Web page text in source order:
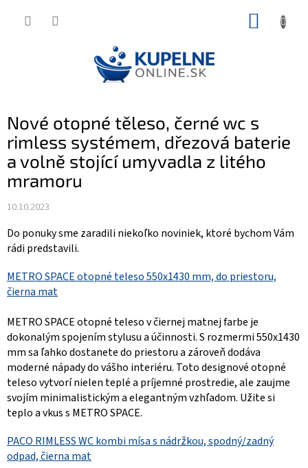
Nové otopné těleso, černé wc s
rimless systémem, dřezová baterie
a volně stojící umyvadla z litého
mramoru
10.10.2023
Do ponuky sme zaradili niekoľko noviniek, ktoré bychom Vám
rádi predstavili.
METRO SPACE otopné teleso 550x1430 mm, do priestoru,
čierna mat
METRO SPACE otopné teleso v čiernej matnej farbe je
dokonalým spojením stylusu a účinnosti. S rozmermi 550x1430
mm sa ľahko dostanete do priestoru a zároveň dodáva
moderné nápady do vášho interiéru. Toto designové otopné
teleso vytvorí nielen teplé a príjemné prostredie, ale zaujme
svojím minimalistickým a elegantným vzhľadom. Užite si
teplo a vkus s METRO SPACE.
PACO RIMLESS WC kombi mísa s nádržkou, spodný/zadný
odpad, čierna mat